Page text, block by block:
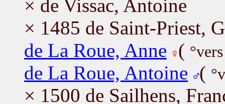
× de Vissac, Antoine
× 1485 de Saint-Priest,
de La Roue, Anne (
de La Roue, Antoine (
× 1500 de Sailhens,